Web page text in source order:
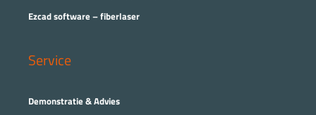
Ezcad software – fiberlaser
Service
Demonstratie & Advies